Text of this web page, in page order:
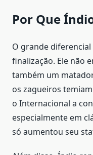
Por Que
O grande
finalização. Ele não
também um
os zagueiros
o Internacional a
especialmente em
só aumentou seu